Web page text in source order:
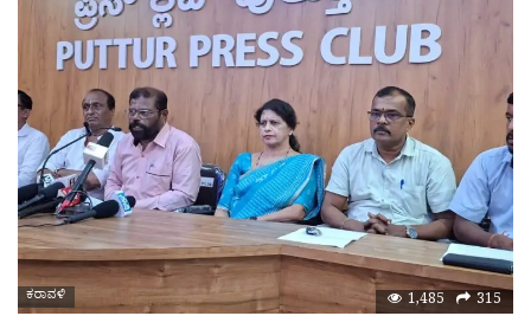
ಕರಾವಳಿ 1,485 315